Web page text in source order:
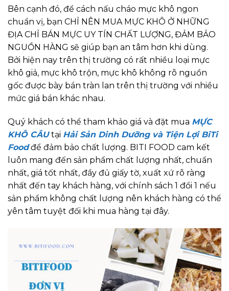
Bên cạnh đó, để cách nấu cháo mực khô ngon
chuẩn vị, bạn CHỈ NÊN MUA MỰC KHÔ Ở NHỮNG
ĐỊA CHỈ BÁN MỰC UY TÍN CHẤT LƯỢNG, ĐẢM BẢO
NGUỒN HÀNG sẽ giúp bạn an tâm hơn khi dùng.
Bởi hiện nay trên thị trường có rất nhiều loại mực
khô giả, mực khô trộn, mực khô không rõ nguồn
gốc được bày bán tràn lan trên thị trường với nhiều
mức giá bán khác nhau.
Quý khách có thể tham khảo giá và đặt mua MỰC
KHÔ CÂUtại Hải Sản Dinh Dưỡng và Tiện Lợi BiTi
Foodđể đảm bảo chất lượng. BITI FOOD cam kết
luôn mang đến sản phẩm chất lượng nhất, chuẩn
nhất, giá tốt nhất, đầy đủ giấy tờ, xuất xứ rõ ràng
nhất đến tay khách hàng, với chính sách 1 đổi 1 nếu
sản phẩm không chất lượng nên khách hàng có thể
yên tâm tuyệt đối khi mua hàng tại đây.